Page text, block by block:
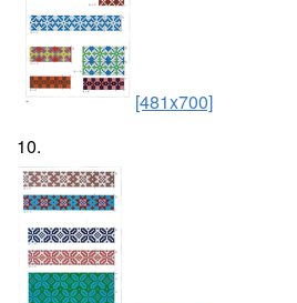
[481x700]
10.